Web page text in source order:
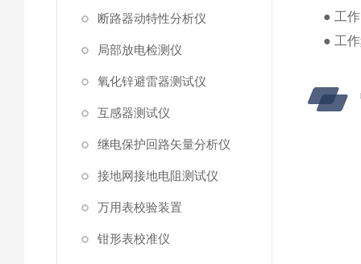
断路器动特性分析仪
局部放电检测仪
氧化锌避雷器测试仪
互感器测试仪
继电保护回路矢量分析仪
接地网接地电阻测试仪
万用表校验装置
钳形表校准仪
● 工
● 工